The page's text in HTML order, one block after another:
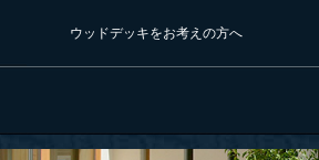
ウッドデッキをお考えの方へ